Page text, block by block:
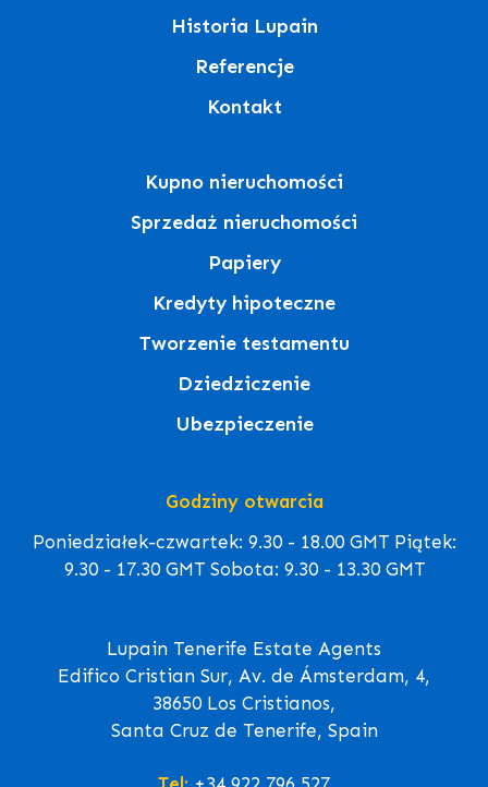
Historia Lupain
Referencje
Kontakt
Kupno nieruchomości
Sprzedaż nieruchomości
Papiery
Kredyty hipoteczne
Tworzenie testamentu
Dziedziczenie
Ubezpieczenie
Godziny otwarcia
Poniedziałek-czwartek: 9.30 - 18.00 GMT Piątek:
9.30 - 17.30 GMT Sobota: 9.30 - 13.30 GMT
Lupain Tenerife Estate Agents
Edifico Cristian Sur, Av. de Ámsterdam, 4,
38650 Los Cristianos,
Santa Cruz de Tenerife, Spain